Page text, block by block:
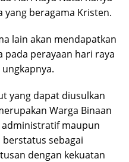
beragama Kristen.
lain akan mendapatkan
pada perayaan hari raya
yang dapat diusulkan
Warga Binaan
maupun
sebagai
dengan kekuatan